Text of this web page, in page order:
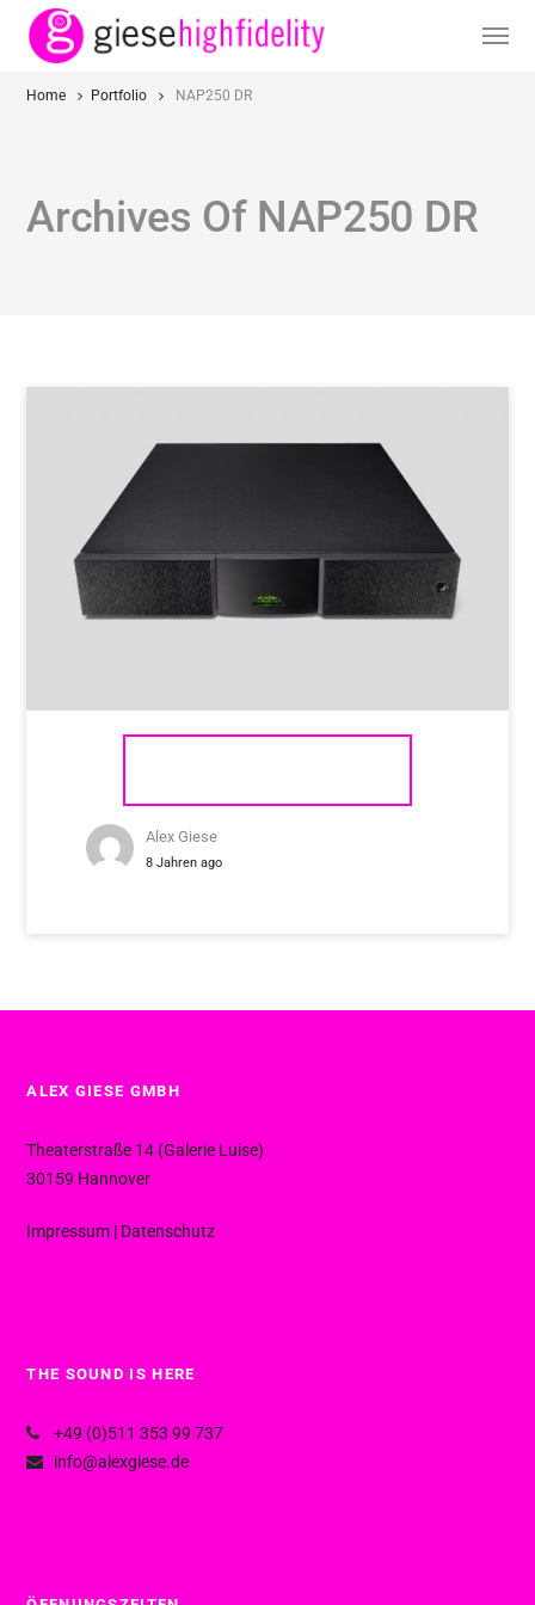
Home Portfolio NAP250 DR
Archives Of NAP250 DR
Alex Giese
8 Jahren ago
ALEX GIESE GMBH
Theaterstraße 14 (Galerie Luise)
30159 Hannover
Impressum | Datenschutz
THE SOUND IS HERE
+49 (0)511 353 99 737
info@alexgiese.de